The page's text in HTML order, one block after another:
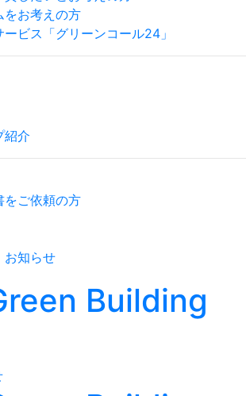
をお考えの方
ビス「グリーンコール24」
紹介
をご依頼の方
お知らせ